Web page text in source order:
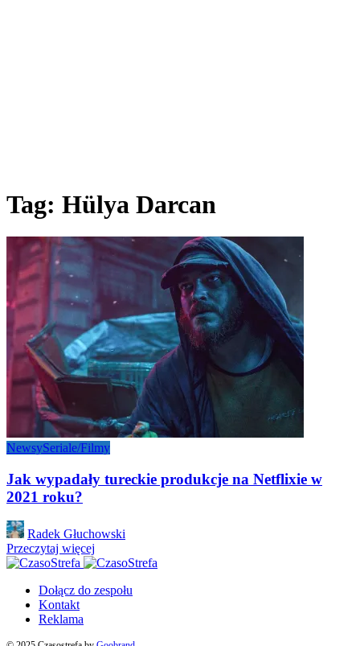
Tag: Hülya Darcan
NewsySeriale/Filmy
Jak wypadały tureckie produkcje na Netflixie w
2021 roku?
Posted
by
Radek Głuchowski
Przeczytaj więcej
Dołącz do zespołu
Kontakt
Reklama